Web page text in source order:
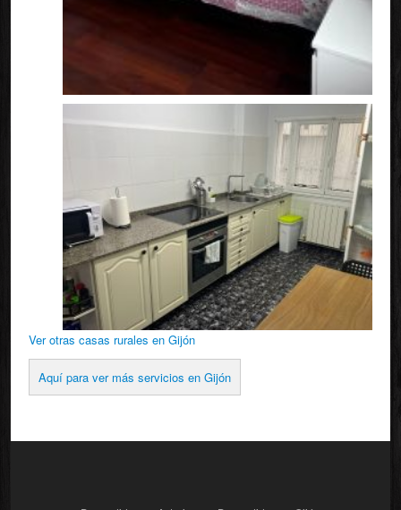
Ver otras casas rurales en Gijón
Aquí para ver más servicios en Gijón